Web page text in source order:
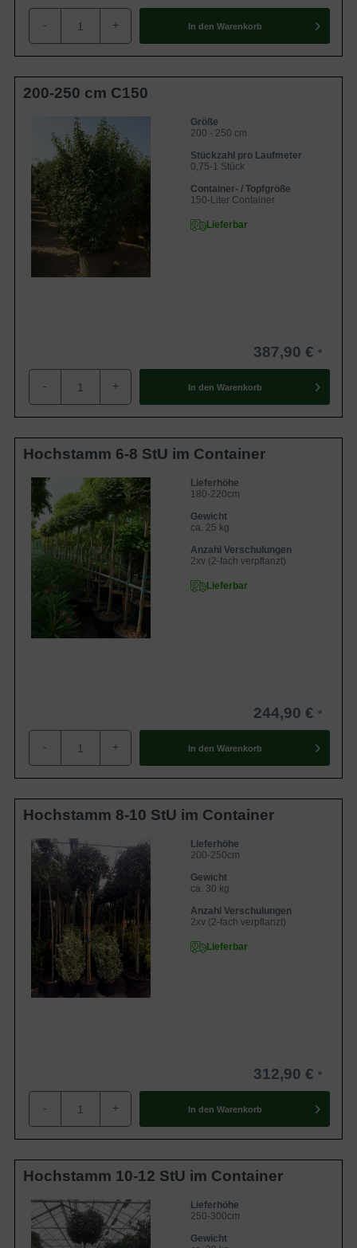
- + In den Warenkorb
200-250 cm C150
Größe
200 - 250 cm
Stückzahl pro Laufmeter
0,75-1 Stück
Container- / Topfgröße
150-Liter Container
Lieferbar
387,90 €
- + In den Warenkorb
Hochstamm 6-8 StU im Container
Lieferhöhe
180-220cm
Gewicht
ca. 25 kg
Anzahl Verschulungen
2xv (2-fach verpflanzt)
Lieferbar
244,90 €
- + In den Warenkorb
Hochstamm 8-10 StU im Container
Lieferhöhe
200-250cm
Gewicht
ca. 30 kg
Anzahl Verschulungen
2xv (2-fach verpflanzt)
Lieferbar
312,90 €
- + In den Warenkorb
Hochstamm 10-12 StU im Container
Lieferhöhe
250-300cm
Gewicht